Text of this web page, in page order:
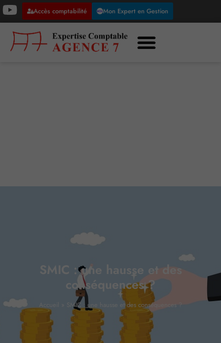
Accès comptabilité Mon Expert en Gestion
SMIC : une hausse et des
conséquences ?
Accueil SMIC : une hausse et des conséquences ?